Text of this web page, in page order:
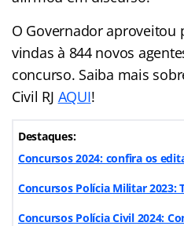
O Governador aproveitou
vindas à 844 novos
concurso. Saiba mais
Civil RJ AQUI!
Destaques:
Concursos 2024: confira os
Concursos Polícia Militar 2023:
Concursos Polícia Civil 2024: